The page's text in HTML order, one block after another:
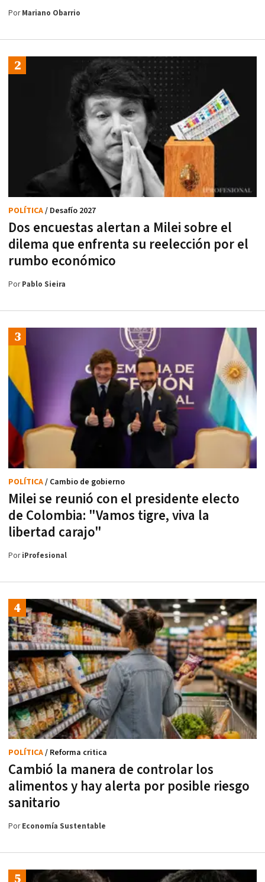
PorMariano Obarrio
Dos encuestas alertan a Milei sobre el
dilema que enfrenta su reelección por el
rumbo económico
POLÍTICA/ Desafío 2027
PorPablo Sieira
Milei se reunió con el presidente electo
de Colombia: "Vamos tigre, viva la
libertad carajo"
POLÍTICA/ Cambio de gobierno
PoriProfesional
Cambió la manera de controlar los
alimentos y hay alerta por posible riesgo
sanitario
POLÍTICA/ Reforma critica
PorEconomía Sustentable